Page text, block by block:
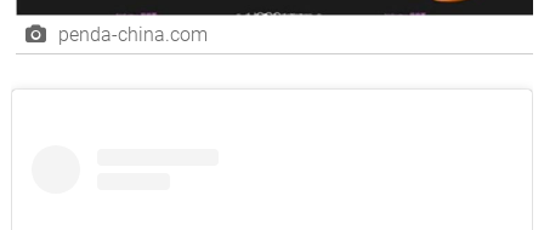
penda-china.com